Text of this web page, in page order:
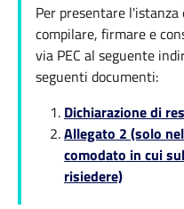
Per presentare l'istanza
compilare, firmare e
via PEC al seguente
seguenti documenti:
Dichiarazione di
Allegato 2 (solo
comodato in cui
risiedere)